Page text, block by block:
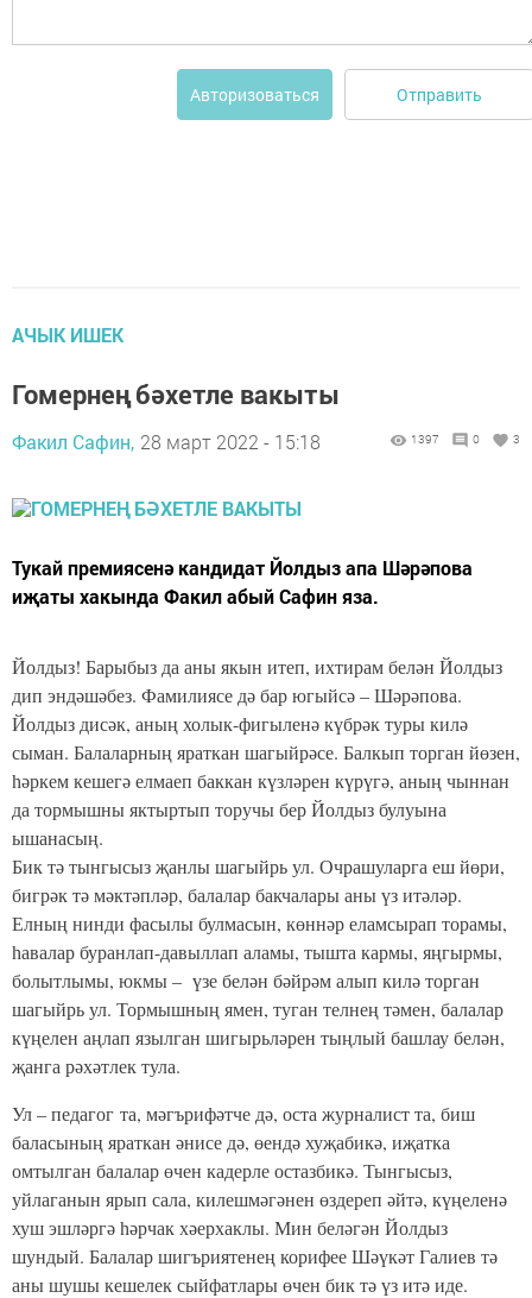
Авторизоваться Отправить
АЧЫК ИШЕК
Гомернең бәхетле вакыты
Факил Сафин, 28 март 2022 - 15:18 1397 0 3
Тукай премиясенә кандидат Йолдыз апа Шәрәпова
иҗаты хакында Факил абый Сафин яза.
Йолдыз! Барыбыз да аны якын итеп, ихтирам белән Йолдыз
дип эндәшәбез. Фамилиясе дә бар югыйсә – Шәрәпова.
Йолдыз дисәк, аның холык-фигыленә күбрәк туры килә
сыман. Балаларның яраткан шагыйрәсе. Балкып торган йөзен,
һәркем кешегә елмаеп баккан күзләрен күрүгә, аның чыннан
да тормышны яктыртып торучы бер Йолдыз булуына
ышанасың.
Бик тә тынгысыз җанлы шагыйрь ул. Очрашуларга еш йөри,
бигрәк тә мәктәпләр, балалар бакчалары аны үз итәләр.
Елның нинди фасылы булмасын, көннәр еламсырап торамы,
һавалар буранлап-давыллап аламы, тышта кармы, яңгырмы,
болытлымы, юкмы – үзе белән бәйрәм алып килә торган
шагыйрь ул. Тормышның ямен, туган телнең тәмен, балалар
күңелен аңлап язылган шигырьләрен тыңлый башлау белән,
җанга рәхәтлек тула.
Ул – педагог та, мәгърифәтче дә, оста журналист та, биш
баласының яраткан әнисе дә, өендә хуҗабикә, иҗатка
омтылган балалар өчен кадерле остазбикә. Тынгысыз,
уйлаганын ярып сала, килешмәгәнен өздереп әйтә, күңеленә
хуш эшләргә һәрчак хәерхаклы. Мин беләгән Йолдыз
шундый. Балалар шигъриятенең корифее Шәүкәт Галиев тә
аны шушы кешелек сыйфатлары өчен бик тә үз итә иде.